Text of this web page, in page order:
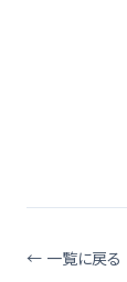
← 一覧に戻る